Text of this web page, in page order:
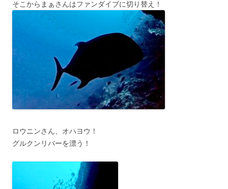
そこからまぁさんはファンダイブに切り替え！
ロウニンさん、オハヨウ！
グルクンリバーを漂う！